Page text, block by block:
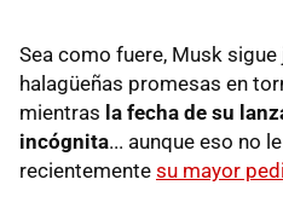
Sea como fuere, Musk
halagüeñas promesas en
mientras la fecha de su
incógnita... aunque eso no
recientemente su mayor